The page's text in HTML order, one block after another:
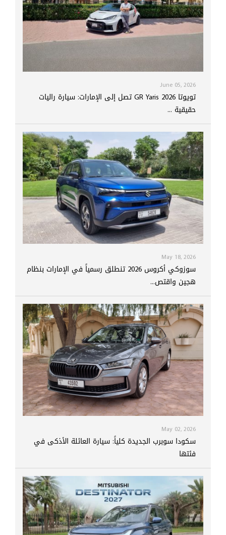
June 05, 2026
تويوتا GR Yaris 2026 تصل إلى الإمارات: سيارة راليات
حقيقية ...
May 18, 2026
سوزوكي أكروس 2026 تنطلق رسمياً في الإمارات بنظام
هجين واقتص...
May 02, 2026
سكودا سوبرب الجديدة كلياً: سيارة العائلة الأذكى في
فئتها